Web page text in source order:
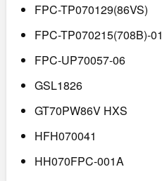
FPC-TP070129(86VS)
FPC-TP070215(708B)-01
FPC-UP70057-06
GSL1826
GT70PW86V HXS
HFH070041
HH070FPC-001A